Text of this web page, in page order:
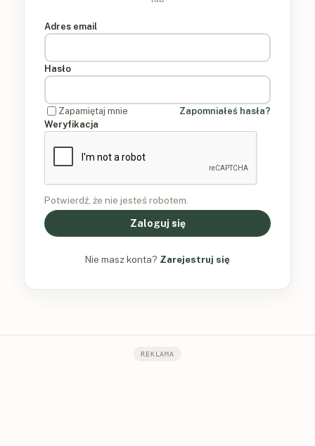
Adres email
Hasło
Zapamiętaj mnie
Zapomniałeś hasła?
Weryfikacja
Potwierdź, że nie jesteś robotem.
Zaloguj się
Nie masz konta? Zarejestruj się
REKLAMA